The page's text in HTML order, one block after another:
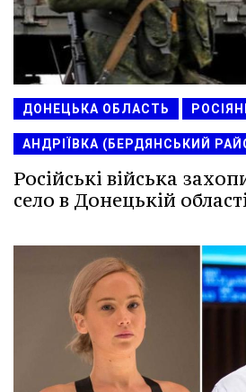
ДОНЕЦЬКА ОБЛАСТЬ
АНДРІЇВКА (БЕРДЯНСЬКИЙ
Російські війська
село в Донецькій